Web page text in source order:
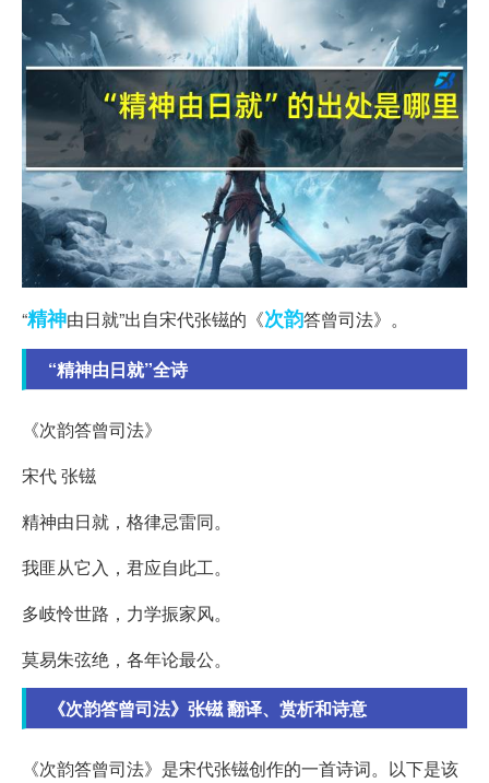
“精神由日就”出自宋代张镃的《次韵答曾司法》。
“精神由日就”全诗
《次韵答曾司法》
宋代 张镃
精神由日就，格律忌雷同。
我匪从它入，君应自此工。
多岐怜世路，力学振家风。
莫易朱弦绝，各年论最公。
《次韵答曾司法》张镃 翻译、赏析和诗意
《次韵答曾司法》是宋代张镃创作的一首诗词。以下是该